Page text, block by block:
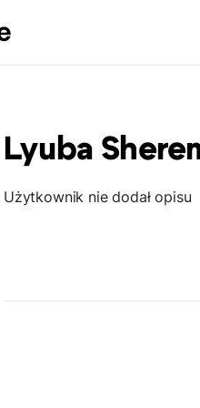
Lyuba
Użytkownik nie dodał opisu